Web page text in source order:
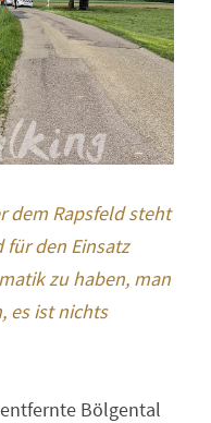
dem Rapsfeld steht
für den Einsatz
zu haben, man
es ist nichts
Bölgental